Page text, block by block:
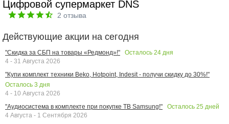
Цифровой супермаркет DNS
2 отзыва
Действующие акции на сегодня
"Скидка за СБП на товары «Редмонд»!" Осталось 24 дня
4 - 31 Августа 2026
"Купи комплект техники Beko, Hotpoint, Indesit - получи скидку до 30%!"
Осталось 3 дня
4 - 10 Августа 2026
"Аудиосистема в комплекте при покупке ТВ Samsung!"
Осталось 25 дней
4 Августа - 1 Сентября 2026